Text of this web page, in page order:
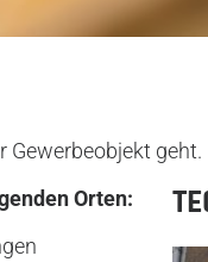
Gewerbeobjekt geht.
Orten: